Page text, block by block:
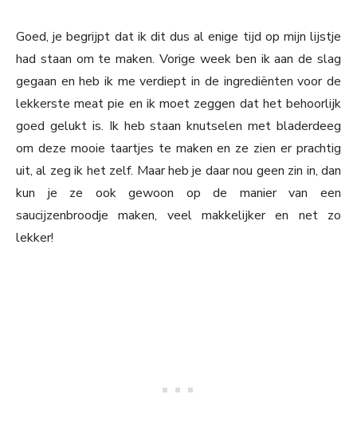
Goed, je begrijpt dat ik dit dus al enige tijd op mijn lijstje
had staan om te maken. Vorige week ben ik aan de slag
gegaan en heb ik me verdiept in de ingrediënten voor de
lekkerste meat pie en ik moet zeggen dat het behoorlijk
goed gelukt is. Ik heb staan knutselen met bladerdeeg
om deze mooie taartjes te maken en ze zien er prachtig
uit, al zeg ik het zelf. Maar heb je daar nou geen zin in, dan
kun je ze ook gewoon op de manier van een
saucijzenbroodje maken, veel makkelijker en net zo
lekker!